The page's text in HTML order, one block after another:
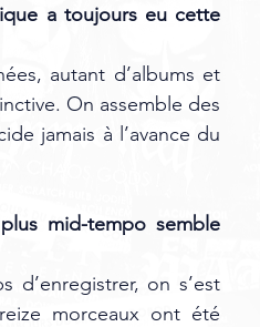
a toujours eu cette
autant d’albums et
On assemble des
jamais à l’avance du
mid-tempo semble
d’enregistrer, on s’est
morceaux ont été